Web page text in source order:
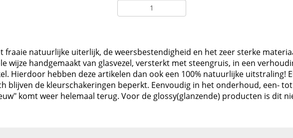
fraaie natuurlijke uiterlijk, de weersbestendigheid en het zeer sterke
wijze handgemaakt van glasvezel, versterkt met steengruis, in een
Hierdoor hebben deze artikelen dan ook een 100% natuurlijke uitstraling!
blijven de kleurschakeringen beperkt. Eenvoudig in het onderhoud, een-
komt weer helemaal terug. Voor de glossy(glanzende) producten is dit